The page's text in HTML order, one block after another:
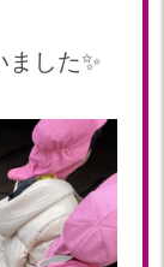
ました✨